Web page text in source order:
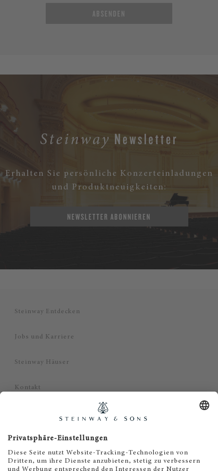
ABSENDEN
Steinway Newsletter
Erhalten Sie persönliche Konzerteinladungen
und Produktneuigkeiten:
NEWSLETTER ABONNIEREN
Steinway Entdecken
Jobs und Karriere
Steinway Häuser
Kontakt
Impressum
Haftungsausschluss